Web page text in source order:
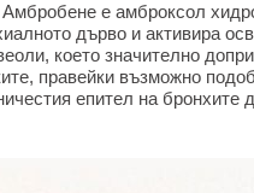
Амбробене е амброксол
дърво и активира
което значително
правейки възможно
епител на бронхите